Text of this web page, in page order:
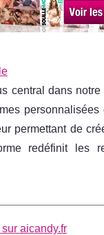
central dans
permettant de
redéfinit les
aicandy.fr